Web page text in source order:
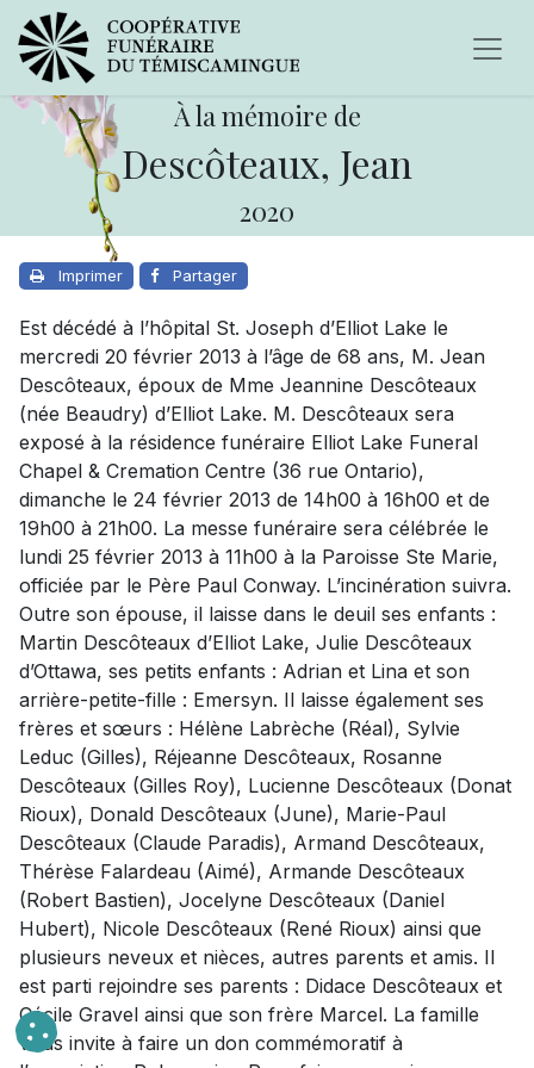
À la mémoire de
Descôteaux, Jean
2020
Imprimer Partager
Est décédé à l’hôpital St. Joseph d’Elliot Lake le
mercredi 20 février 2013 à l’âge de 68 ans, M. Jean
Descôteaux, époux de Mme Jeannine Descôteaux
(née Beaudry) d’Elliot Lake. M. Descôteaux sera
exposé à la résidence funéraire Elliot Lake Funeral
Chapel & Cremation Centre (36 rue Ontario),
dimanche le 24 février 2013 de 14h00 à 16h00 et de
19h00 à 21h00. La messe funéraire sera célébrée le
lundi 25 février 2013 à 11h00 à la Paroisse Ste Marie,
officiée par le Père Paul Conway. L’incinération suivra.
Outre son épouse, il laisse dans le deuil ses enfants :
Martin Descôteaux d’Elliot Lake, Julie Descôteaux
d’Ottawa, ses petits enfants : Adrian et Lina et son
arrière-petite-fille : Emersyn. Il laisse également ses
frères et sœurs : Hélène Labrèche (Réal), Sylvie
Leduc (Gilles), Réjeanne Descôteaux, Rosanne
Descôteaux (Gilles Roy), Lucienne Descôteaux (Donat
Rioux), Donald Descôteaux (June), Marie-Paul
Descôteaux (Claude Paradis), Armand Descôteaux,
Thérèse Falardeau (Aimé), Armande Descôteaux
(Robert Bastien), Jocelyne Descôteaux (Daniel
Hubert), Nicole Descôteaux (René Rioux) ainsi que
plusieurs neveux et nièces, autres parents et amis. Il
est parti rejoindre ses parents : Didace Descôteaux et
Cécile Gravel ainsi que son frère Marcel. La famille
vous invite à faire un don commémoratif à